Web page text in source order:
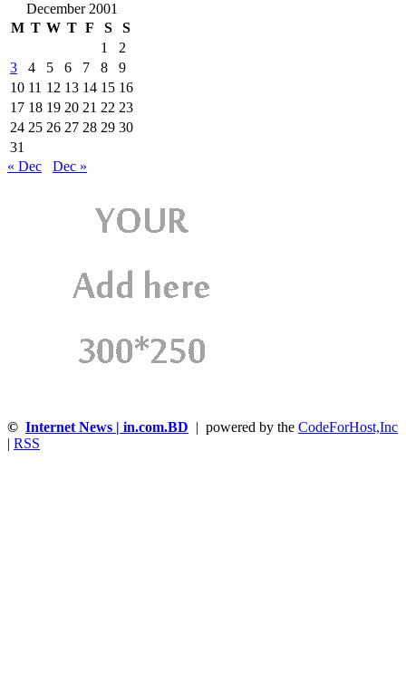
December 2001
M T W T F S
S
1
2
3
4 5 6 7 8
9
10 11 12 13 14 15 16
17 18 19 20 21 22 23
24 25 26 27 28 29 30
31
« Dec
Dec »
© Internet News | in.com.BD | powered by the CodeForHost,Inc
RSS